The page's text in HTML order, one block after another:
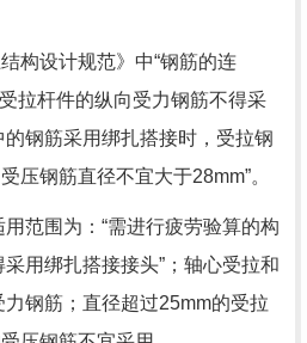
构设计规范》中“钢筋的连
拉杆件的纵向受力钢筋不得采
钢筋采用绑扎搭接时，受拉钢
压钢筋直径不宜大于28mm”。
范围为：“需进行疲劳验算的构
用绑扎搭接接头”；轴心受拉和
钢筋；直径超过25mm的受拉